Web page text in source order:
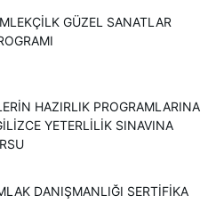
GÜZEL SANATLAR
HAZIRLIK PROGRAMLARINA
YETERLİLİK SINAVINA
DANIŞMANLIĞI SERTİFİKA